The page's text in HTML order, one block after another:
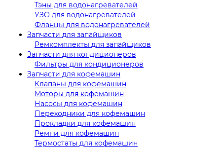
Тэны для водонагревателей
УЗО для водонагревателей
Фланцы для водонагревателей
Запчасти для запайщиков
Ремкомплекты для запайщиков
Запчасти для кондиционеров
Фильтры для кондиционеров
Запчасти для кофемашин
Клапаны для кофемашин
Моторы для кофемашин
Насосы для кофемашин
Переходники для кофемашин
Прокладки для кофемашин
Ремни для кофемашин
Термостаты для кофемашин